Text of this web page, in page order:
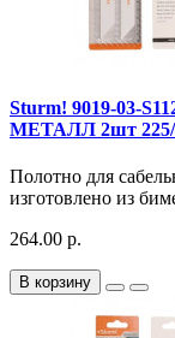
Sturm! 9019-03-
МЕТАЛЛ 2шт
Полотно для
изготовлено из
264.00 р.
В корзину